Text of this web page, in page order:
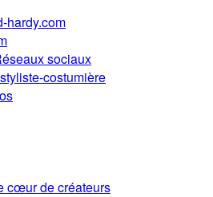
hardy.com
sociaux
costumière
cœur de créateurs